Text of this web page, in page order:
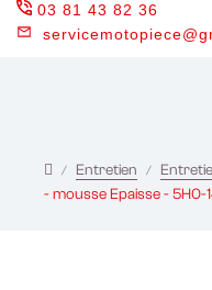
03 81 43 82 36
Entretien
- mousse Epaisse - 5H0-